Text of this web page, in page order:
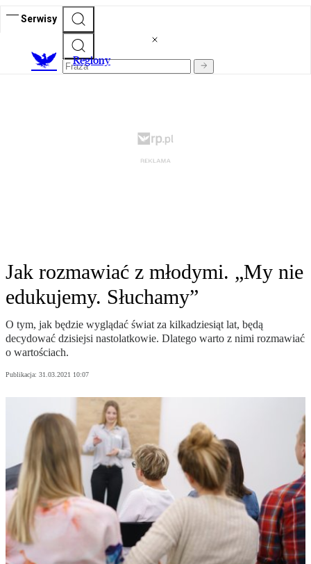
Serwisy
Regiony
Jak rozmawiać z młodymi. „My nie
edukujemy. Słuchamy”
O tym, jak będzie wyglądać świat za kilkadziesiąt lat, będą
decydować dzisiejsi nastolatkowie. Dlatego warto z nimi rozmawiać
o wartościach.
Publikacja: 31.03.2021 10:07